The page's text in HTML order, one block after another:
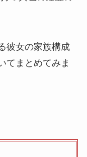
彼女の家族構成
てまとめてみま